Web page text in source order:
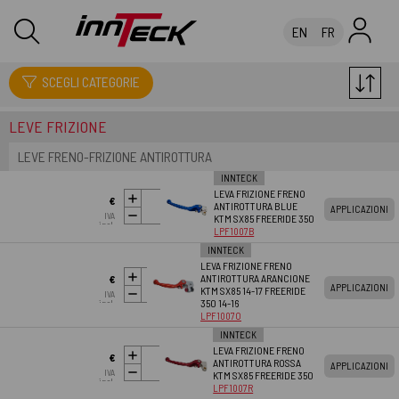
EN FR
LEVE COMANDI CAVI
SCEGLI CATEGORIE
LEVE FRIZIONE
LEVE FRENO-FRIZIONE ANTIROTTURA
INNTECK
LEVA FRIZIONE FRENO
ANTIROTTURA BLUE
KTM SX85 FREERIDE 350
LPF1007B
APPLICAZIONI
€
50.35
IVA
incl.
AGGIUNGI AL
CARRELLO
INNTECK
LEVA FRIZIONE FRENO
ANTIROTTURA ARANCIONE
KTM SX85 14-17 FREERIDE
350 14-16
LPF1007O
APPLICAZIONI
€
50.35
IVA
incl.
AGGIUNGI AL
CARRELLO
INNTECK
LEVA FRIZIONE FRENO
ANTIROTTURA ROSSA
KTM SX85 FREERIDE 350
LPF1007R
APPLICAZIONI
€
50.35
IVA
incl.
AGGIUNGI AL
CARRELLO